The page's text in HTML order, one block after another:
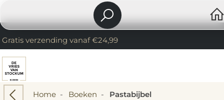
Gratis verzending vanaf €24,99
Home- Boeken - Pastabijbel